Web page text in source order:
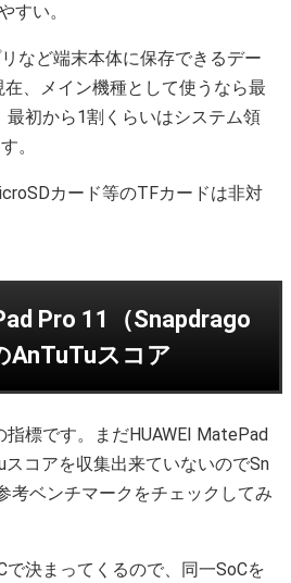
すい。
など端末本体に保存できるデー
、メイン機種として使うなら最
最初から1割くらいはシステム領
。
カード等のTFカードは非対
Pro 11（Snapdrago
AnTuTuスコア
標です。まだHUAWEI MatePad
スコアを収集出来ていないのでSn
考ベンチマークをチェックしてみ
で決まってくるので、同一SoCを